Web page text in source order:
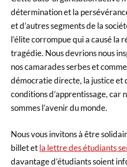
détermination et la
et d’autres segments de la
l’élite corrompue qui a causé la
tragédie. Nous devrions nous
nos camarades serbes et
démocratie directe, la justice et
conditions d’apprentissage, car
sommes l’avenir du monde.
Nous vous invitons à être
billet etla lettre des étudiants
davantage d’étudiants soient